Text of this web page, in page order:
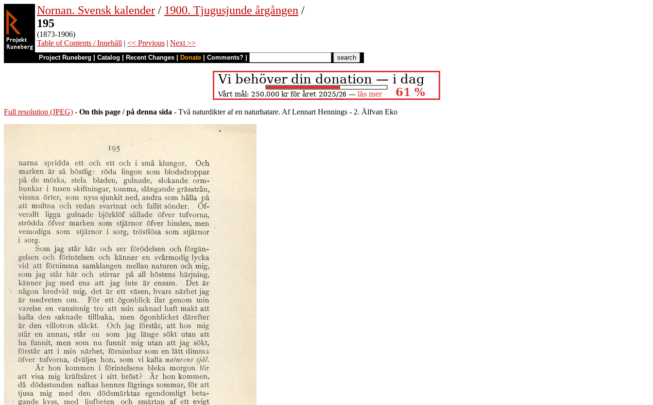
Nornan. Svensk kalender / 1900. Tjugusjunde årgången /
195
(1873-1906)
Table of Contents / Innehåll | << Previous | Next >>
Project Runeberg Catalog Recent Changes Donate Comments?
Full resolution (JPEG) - On this page / på denna sida - Två naturdikter af en naturhatare. Af Lennart Hennings - 2. Älfvan Eko